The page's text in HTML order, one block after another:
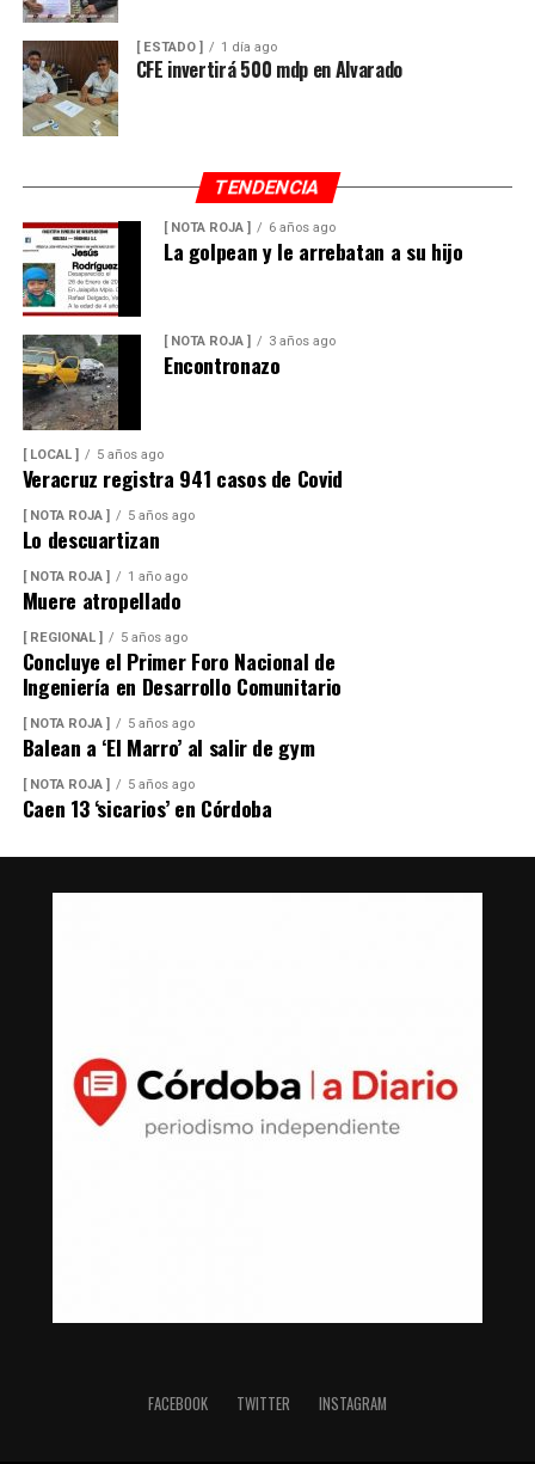
[ ESTADO ] 1 día ago
CFE invertirá 500 mdp en Alvarado
TENDENCIA
[ NOTA ROJA ] 6 años ago
La golpean y le arrebatan a su hijo
[ NOTA ROJA ] 3 años ago
Encontronazo
[ LOCAL ] 5 años ago
Veracruz registra 941 casos de Covid
[ NOTA ROJA ] 5 años ago
Lo descuartizan
[ NOTA ROJA ] 1 año ago
Muere atropellado
[ REGIONAL ] 5 años ago
Concluye el Primer Foro Nacional de
Ingeniería en Desarrollo Comunitario
[ NOTA ROJA ] 5 años ago
Balean a ‘El Marro’ al salir de gym
[ NOTA ROJA ] 5 años ago
Caen 13 ‘sicarios’ en Córdoba
FACEBOOK TWITTER INSTAGRAM